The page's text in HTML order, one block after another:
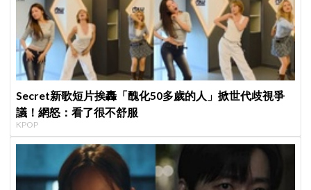
Secret新歌短片挨轟「醜化50多歲的人」掀世代歧視爭
議！網怒：看了很不舒服
KPOP